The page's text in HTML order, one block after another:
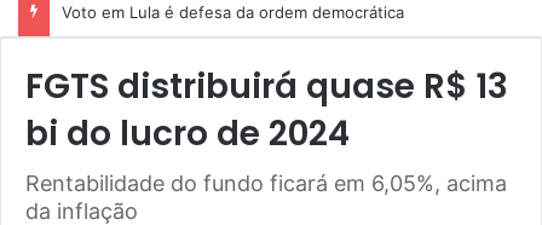
Voto em Lula é defesa da ordem democrática
FGTS distribuirá quase R$ 13
bi do lucro de 2024
Rentabilidade do fundo ficará em 6,05%, acima
da inflação